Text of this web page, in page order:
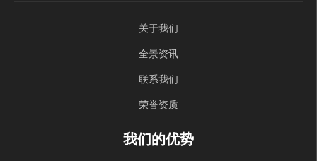
关于我们
全景资讯
联系我们
荣誉资质
我们的优势